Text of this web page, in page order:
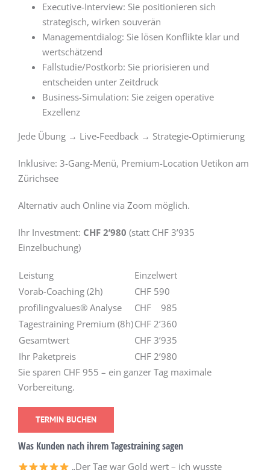
Executive-Interview: Sie positionieren sich
strategisch, wirken souverän
Managementdialog: Sie lösen Konflikte klar und
wertschätzend
Fallstudie/Postkorb: Sie priorisieren und
entscheiden unter Zeitdruck
Business-Simulation: Sie zeigen operative
Exzellenz
Jede Übung → Live-Feedback → Strategie-Optimierung
Inklusive: 3-Gang-Menü, Premium-Location Uetikon am
Zürichsee
Alternativ auch Online via Zoom möglich.
Ihr Investment: CHF 2’980 (statt CHF 3’935
Einzelbuchung)
Leistung
Einzelwert
Vorab-Coaching (2h)
CHF 590
profilingvalues® Analyse
CHF 985
Tagestraining Premium (8h)CHF 2’360
Gesamtwert
CHF 3’935
Ihr Paketpreis
CHF 2’980
Sie sparen CHF 955 – ein ganzer Tag maximale
Vorbereitung.
TERMIN BUCHEN
Was Kunden nach ihrem Tagestraining sagen
„Der Tag war Gold wert – ich wusste